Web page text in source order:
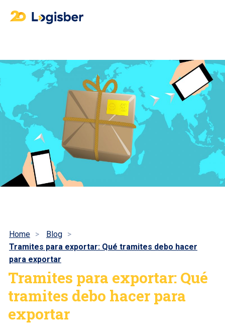
Home
Blog
Tramites para exportar: Qué tramites debo hacer
para exportar
Tramites para exportar: Qué
tramites debo hacer para
exportar